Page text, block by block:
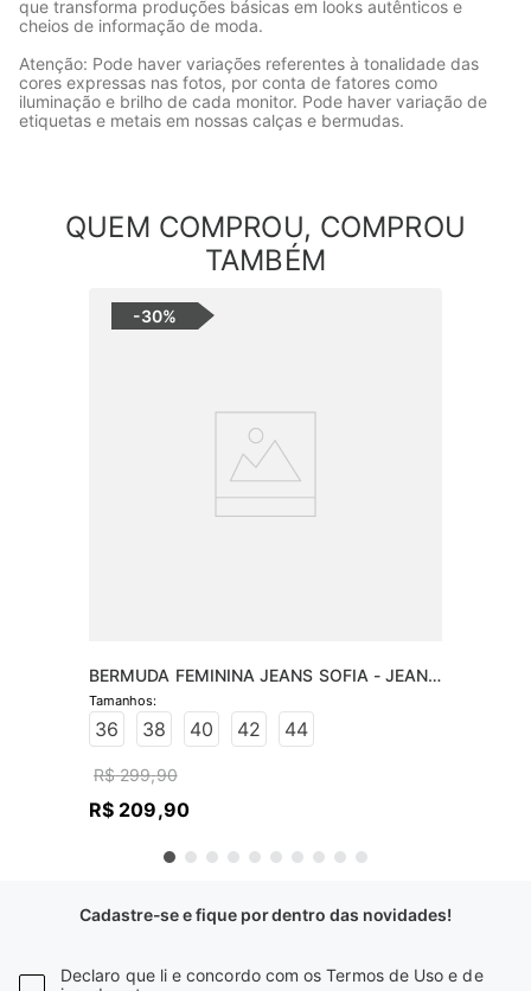
que transforma produções básicas em looks autênticos e
cheios de informação de moda.
Atenção: Pode haver variações referentes à tonalidade das
cores expressas nas fotos, por conta de fatores como
iluminação e brilho de cada monitor. Pode haver variação de
etiquetas e metais em nossas calças e bermudas.
QUEM COMPROU, COMPROU
TAMBÉM
-30%
BERMUDA FEMININA JEANS SOFIA - JEANS
CLARO
36 38 40 42 44
R$ 299,90
R$ 209,90
Cadastre-se e fique por dentro das novidades!
Declaro que li e concordo com os Termos de Uso e de